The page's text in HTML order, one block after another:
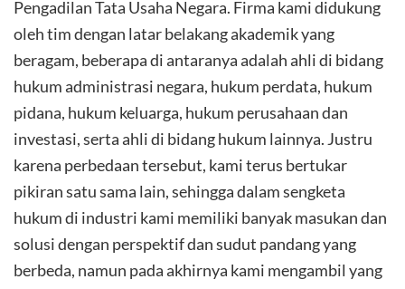
Pengadilan Tata Usaha Negara. Firma kami didukung
oleh tim dengan latar belakang akademik yang
beragam, beberapa di antaranya adalah ahli di bidang
hukum administrasi negara, hukum perdata, hukum
pidana, hukum keluarga, hukum perusahaan dan
investasi, serta ahli di bidang hukum lainnya. Justru
karena perbedaan tersebut, kami terus bertukar
pikiran satu sama lain, sehingga dalam sengketa
hukum di industri kami memiliki banyak masukan dan
solusi dengan perspektif dan sudut pandang yang
berbeda, namun pada akhirnya kami mengambil yang